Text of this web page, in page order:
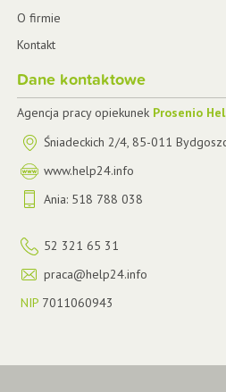
O firmie
Kontakt
Dane kontaktowe
Agencja pracy opiekunek Prosenio
Śniadeckich 2/4, 85-011
www.help24.info
Ania: 518 788 038
52 321 65 31
praca@help24.info
NIP 7011060943